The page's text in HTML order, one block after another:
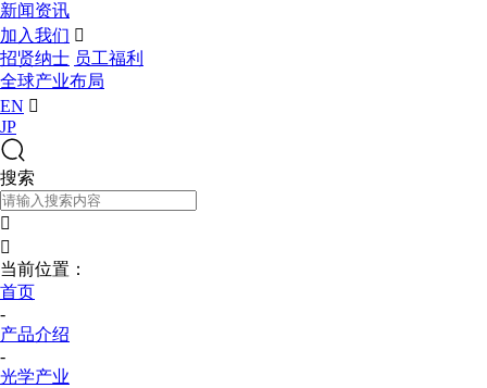
新闻资讯
加入我们 
招贤纳士 员工福利
全球产业布局
EN 
JP
搜索


当前位置：
首页
-
产品介绍
-
光学产业